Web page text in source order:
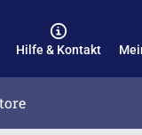
Hilfe & Kontakt